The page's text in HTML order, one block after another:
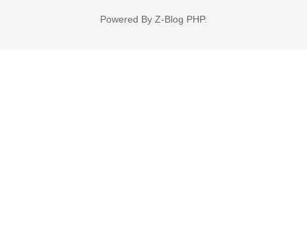
Powered By Z-Blog PHP.